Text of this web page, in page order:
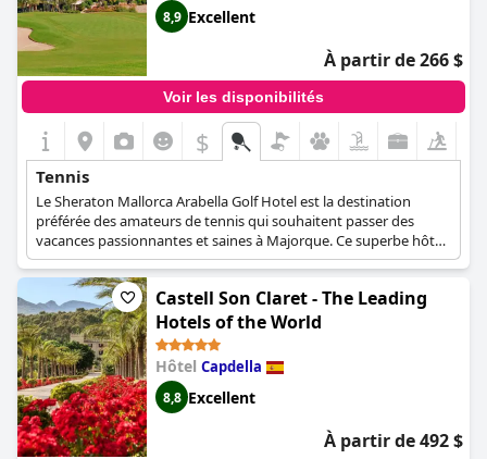
8,9 Excellent
À partir de 266 $
Voir les disponibilités
$
Tennis
Le Sheraton Mallorca Arabella Golf Hotel est la destination
préférée des amateurs de tennis qui souhaitent passer des
vacances passionnantes et saines à Majorque. Ce superbe hôtel
dispose de 2 courts de tennis qui sauront satisfaire tous les
goûts.
Castell Son Claret - The Leading
Hotels of the World
Hôtel Capdella
8,8 Excellent
À partir de 492 $